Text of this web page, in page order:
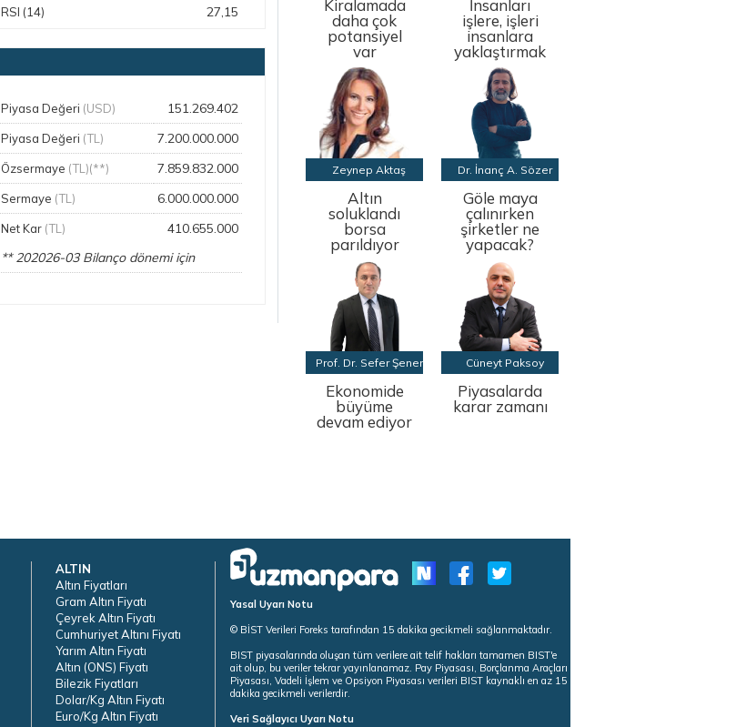
RSI (14) 27,15
Piyasa Değeri (USD) 151.269.402
Piyasa Değeri (TL) 7.200.000.000
Özsermaye (TL)(**) 7.859.832.000
Sermaye (TL) 6.000.000.000
Net Kar (TL)
410.655.000
** 202026-03 Bilanço dönemi için
Kiralamada
daha çok
potansiyel
var
İnsanları
işlere, işleri
insanlara
yaklaştırmak
Zeynep Aktaş
Altın
soluklandı
borsa
parıldıyor
Dr. İnanç A. Sözer
Göle maya
çalınırken
şirketler ne
yapacak?
Prof. Dr. Sefer Şener
Ekonomide
büyüme
devam ediyor
Cüneyt Paksoy
Piyasalarda
karar zamanı
ALTIN
Altın Fiyatları
Gram Altın Fiyatı
Çeyrek Altın Fiyatı
Cumhuriyet Altını Fiyatı
Yarım Altın Fiyatı
Altın (ONS) Fiyatı
Bilezik Fiyatları
Dolar/Kg Altın Fiyatı
Euro/Kg Altın Fiyatı
Yasal Uyarı Notu
© BİST Verileri Foreks tarafından 15 dakika gecikmeli sağlanmaktadır.
BIST piyasalarında oluşan tüm verilere ait telif hakları tamamen BIST'e
ait olup, bu veriler tekrar yayınlanamaz. Pay Piyasası, Borçlanma Araçları
Piyasası, Vadeli İşlem ve Opsiyon Piyasası verileri BIST kaynaklı en az 15
dakika gecikmeli verilerdir.
Veri Sağlayıcı Uyarı Notu